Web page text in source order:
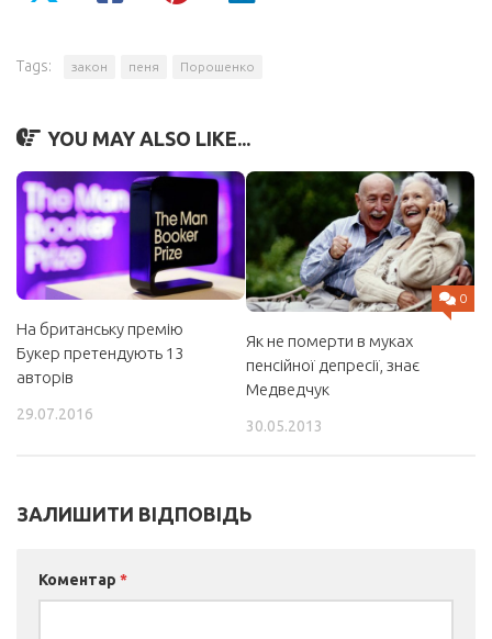
Tags: закон пеня Порошенко
YOU MAY ALSO LIKE...
На британську премію
Букер претендують 13
авторів
29.07.2016
0
Як не померти в муках
пенсійної депресії, знає
Медведчук
30.05.2013
ЗАЛИШИТИ ВІДПОВІДЬ
Коментар *